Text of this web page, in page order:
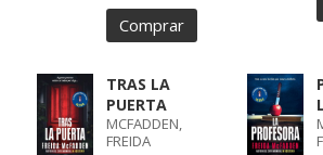
Comprar
TRAS LA
PUERTA
MCFADDEN,
FREIDA